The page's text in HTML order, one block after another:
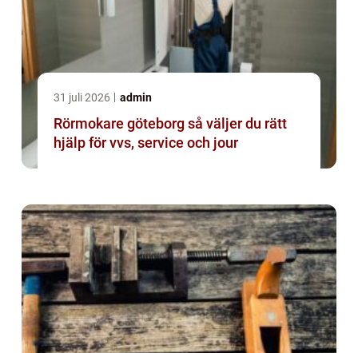
31 juli 2026 admin
Rörmokare göteborg så väljer du rätt
hjälp för vvs, service och jour